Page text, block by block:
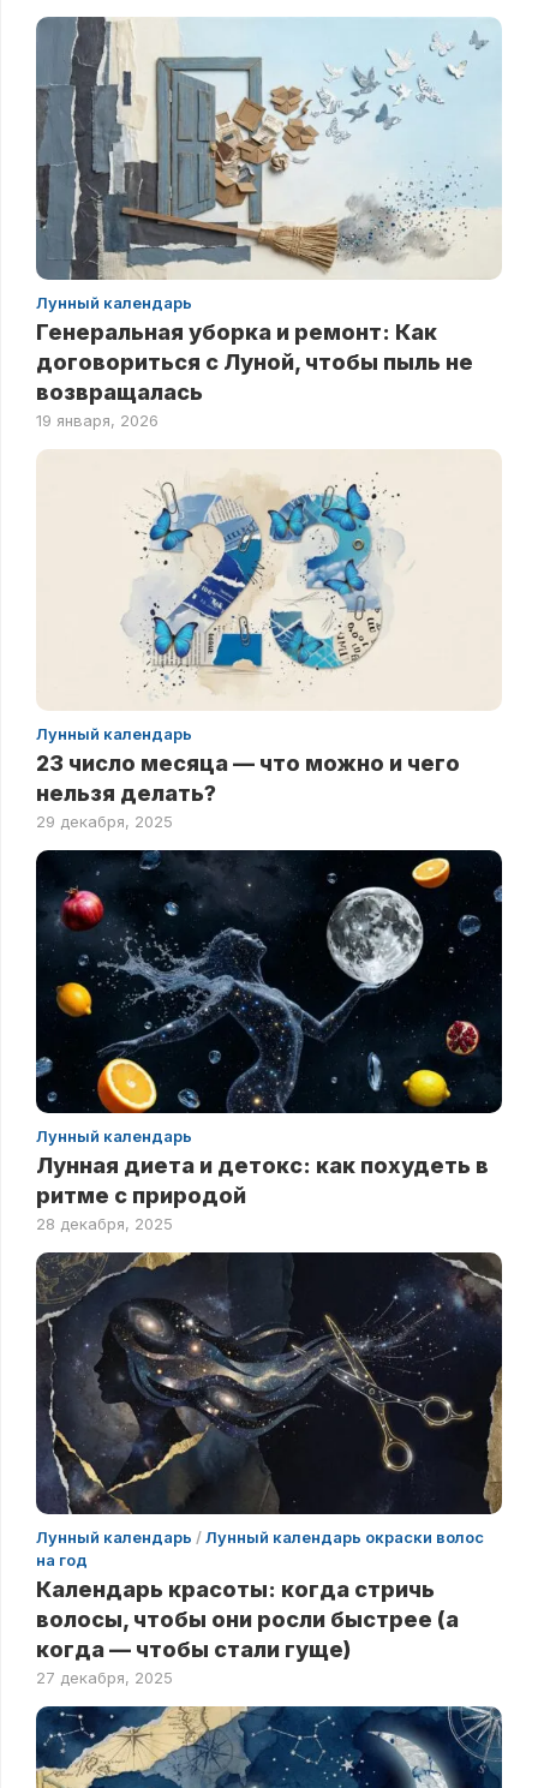
Лунный календарь
Генеральная уборка и ремонт: Как
договориться с Луной, чтобы пыль не
возвращалась
19 января, 2026
Лунный календарь
23 число месяца — что можно и чего
нельзя делать?
29 декабря, 2025
Лунный календарь
Лунная диета и детокс: как похудеть в
ритме с природой
28 декабря, 2025
Лунный календарь /Лунный календарь окраски волос
на год
Календарь красоты: когда стричь
волосы, чтобы они росли быстрее (а
когда — чтобы стали гуще)
27 декабря, 2025